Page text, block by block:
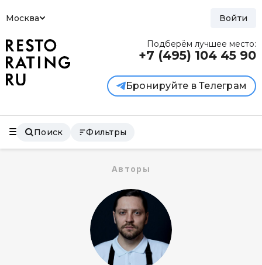
Москва Войти
Подберём лучшее место:
+7 (495) 104 45 90
Бронируйте в Телеграм
Поиск Фильтры
Авторы